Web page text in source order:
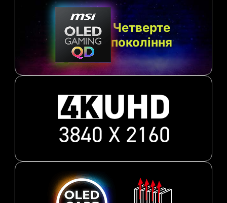
Четверте
покоління